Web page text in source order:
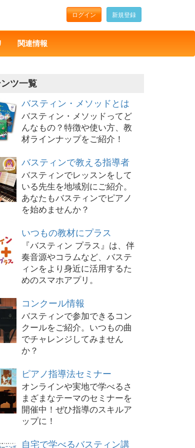
ログイン 新規登録
関連情報
ツ一覧
バスティン・メソッドとは
バスティン・メソッドってど
んなもの？特徴や使い方、教
材ラインナップをご紹介！
バスティンで教える指導者
バスティンでレッスンをして
いる先生を地域別にご紹介。
あなたもバスティンでピアノ
を始めませんか？
いつもの教材にプラス
『バスティン プラス』は、伴
奏音源やコラムなど、バステ
ィンをより身近に活用するた
めのスマホアプリ。
コンクール情報
バスティンで参加できるコン
クールをご紹介。いつもの曲
でチャレンジしてみません
か？
ピアノ指導法セミナー
オンラインや実地で学べるさ
まざまなテーマのセミナーを
開催中！ぜひ指導のスキルア
ップに！
自宅で学べるバスティン講